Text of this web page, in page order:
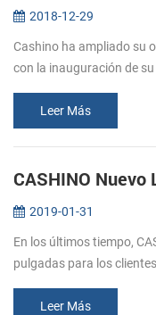
2018-12-29
Cashino ha ampliado su
con la inauguración de
impresora térmic...
Leer Más
2019-01-31
En los últimos tiempo,
pulgadas para los
que se puede im...
Leer Más